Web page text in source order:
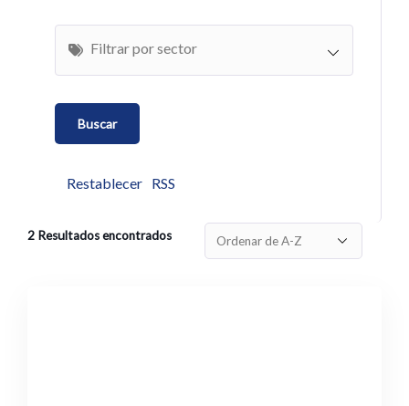
Filtrar por sector
Restablecer RSS
2 Resultados encontrados